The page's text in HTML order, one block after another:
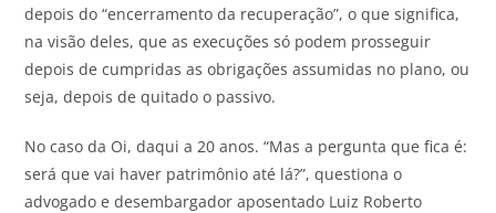
depois do “encerramento da recuperação”, o que significa,
na visão deles, que as execuções só podem prosseguir
depois de cumpridas as obrigações assumidas no plano, ou
seja, depois de quitado o passivo.
No caso da Oi, daqui a 20 anos. “Mas a pergunta que fica é:
será que vai haver patrimônio até lá?”, questiona o
advogado e desembargador aposentado Luiz Roberto